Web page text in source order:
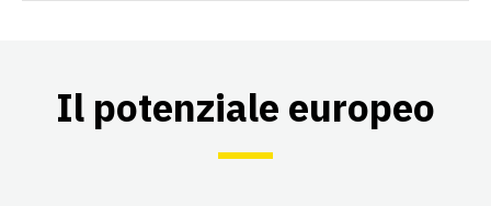
Il potenziale europeo